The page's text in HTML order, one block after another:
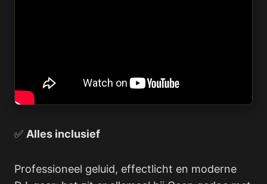
✅ Alles inclusief
Professioneel geluid, effectlicht en moderne